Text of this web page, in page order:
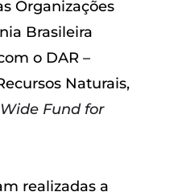
Organizações
Brasileira
o DAR –
Naturais,
Fund for
realizadas a